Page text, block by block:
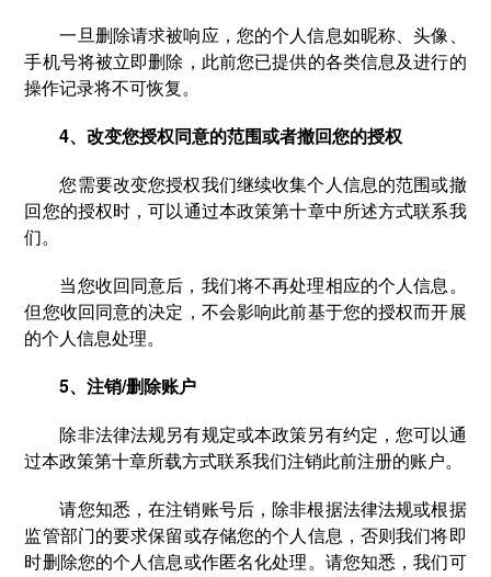
一旦删除请求被响应，您的个人信息如昵称、头像、
手机号将被立即删除，此前您已提供的各类信息及进行的
操作记录将不可恢复。
4、改变您授权同意的范围或者撤回您的授权
您需要改变您授权我们继续收集个人信息的范围或撤
回您的授权时，可以通过本政策第十章中所述方式联系我
们。
当您收回同意后，我们将不再处理相应的个人信息。
但您收回同意的决定，不会影响此前基于您的授权而开展
的个人信息处理。
5、注销/删除账户
除非法律法规另有规定或本政策另有约定，您可以通
过本政策第十章所载方式联系我们注销此前注册的账户。
请您知悉，在注销账号后，除非根据法律法规或根据
监管部门的要求保留或存储您的个人信息，否则我们将即
时删除您的个人信息或作匿名化处理。请您知悉，我们可